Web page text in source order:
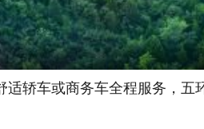
轿车或商务车全程服务，